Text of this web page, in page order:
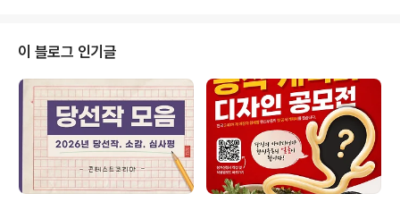
및 홍보 활동을 확산하고 올바른 인식을 제고 ◎
접수 기간- 2024년 11월 19월 (화) ~ 12월 10일 (화) ◎
수상 발표- 2024년 12월 17일 (화) ◎ 시상 내역- A분야
(단체) : 마약 예방 • 홍보 활동 / 3개 단체 (동아리) / 식약
처장 ..
이 블로그 인기글